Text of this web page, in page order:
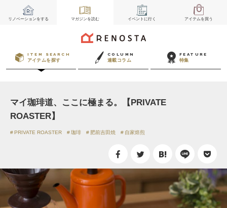
リノベーションをする マガジンを読む イベント に行く アイテムを買う
ITEM SEARCH
アイテムを探す
COLUMN
連載コラム
FEATURE
特集
マイ珈琲道、ここに極まる。【PRIVATE
ROASTER】
PRIVATE ROASTER 珈琲 肥前吉田焼 自家焙煎